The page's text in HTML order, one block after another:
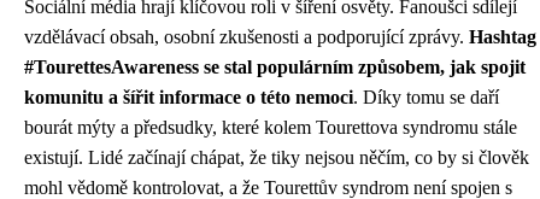
Sociální média hrají klíčovou roli v šíření osvěty. Fanoušci sdílejí
vzdělávací obsah, osobní zkušenosti a podporující zprávy. Hashtag
#TourettesAwareness se stal populárním způsobem, jak spojit
komunitu a šířit informace o této nemoci. Díky tomu se daří
bourát mýty a předsudky, které kolem Tourettova syndromu stále
existují. Lidé začínají chápat, že tiky nejsou něčím, co by si člověk
mohl vědomě kontrolovat, a že Tourettův syndrom není spojen s